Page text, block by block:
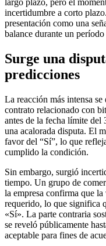
largo plazo, pero el
incertidumbre a corto
presentación como una
balance durante un
Surge una
predicciones
La reacción más intensa
contrato relacionado con
antes de la fecha límite del
una acalorada disputa. El
favor del “Sí”, lo que
cumplido la condición.
Sin embargo, surgió
tiempo. Un grupo de
la empresa confirma que
requerido, lo que significa
«Sí». La parte contraria
se reveló públicamente
aceptable para fines de